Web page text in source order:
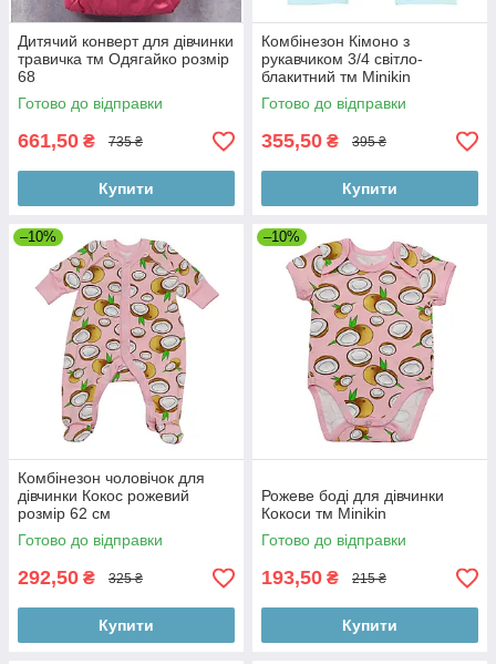
Дитячий конверт для дівчинки
травичка тм Одягайко розмір
68
Готово до відправки
661,50 ₴ 735 ₴
Купити
Комбінезон Кімоно з
рукавчиком 3/4 світло-
блакитний тм Minikin
Готово до відправки
355,50 ₴ 395 ₴
Купити
–10%
Комбінезон чоловічок для
дівчинки Кокос рожевий
розмір 62 см
Готово до відправки
292,50 ₴ 325 ₴
Купити
–10%
Рожеве боді для дівчинки
Кокоси тм Minikin
Готово до відправки
193,50 ₴ 215 ₴
Купити